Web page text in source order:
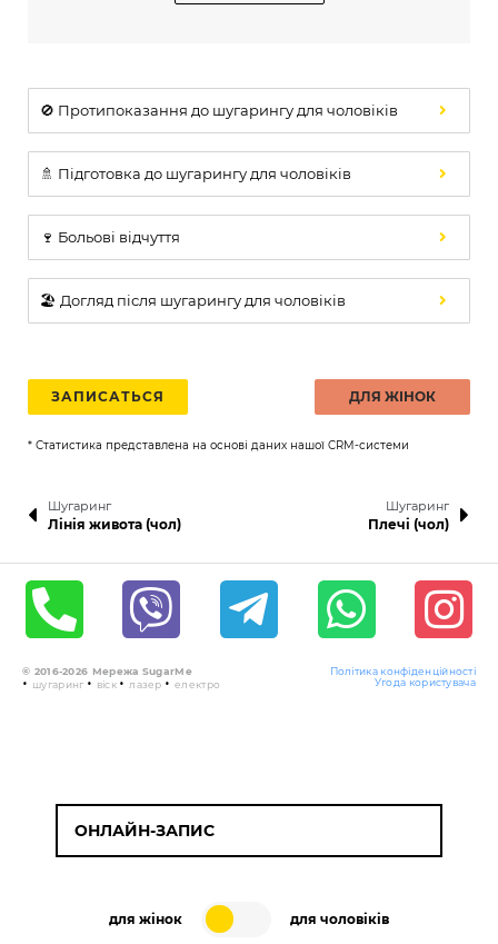
🚫 Протипоказання до шугарингу для чоловіків
🚿 Підготовка до шугарингу для чоловіків
🍷 Больові відчуття
🏖️ Догляд після шугарингу для чоловіків
ЗАПИСАТЬСЯ ДЛЯ ЖІНОК
* Статистика представлена на основі даних нашої CRM-системи
Шугаринг
Лінія живота (чол)
Шугаринг
Плечі (чол)
© 2016-2026 Мережа SugarMe
• шугаринг • віск •лазер •електро
Політика конфіденційності
Угода користувача
ОНЛАЙН-ЗАПИС
для жінок для чоловіків